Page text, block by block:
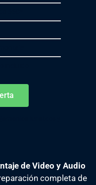
de Video y Audio
completa de